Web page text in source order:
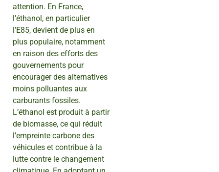
attention. En France,
l’éthanol, en particulier
l’E85, devient de plus en
plus populaire, notamment
en raison des efforts des
gouvernements pour
encourager des alternatives
moins polluantes aux
carburants fossiles.
L’éthanol est produit à partir
de biomasse, ce qui réduit
l’empreinte carbone des
véhicules et contribue à la
lutte contre le changement